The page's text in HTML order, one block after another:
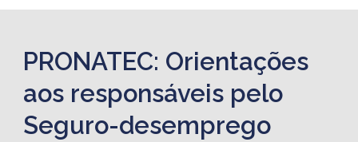
PRONATEC: Orientações
aos responsáveis pelo
Seguro-desemprego